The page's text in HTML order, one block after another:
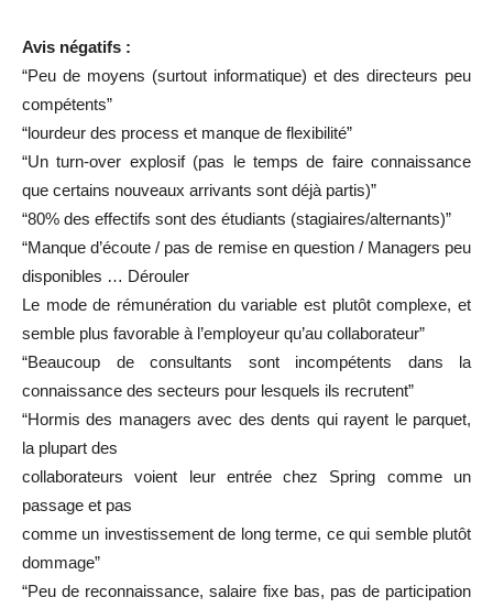
Avis négatifs :
“Peu de moyens (surtout informatique) et des directeurs peu
compétents”
“lourdeur des process et manque de flexibilité”
“Un turn-over explosif (pas le temps de faire connaissance
que certains nouveaux arrivants sont déjà partis)”
“80% des effectifs sont des étudiants (stagiaires/alternants)”
“Manque d’écoute / pas de remise en question / Managers peu
disponibles … Dérouler
Le mode de rémunération du variable est plutôt complexe, et
semble plus favorable à l’employeur qu’au collaborateur”
“Beaucoup de consultants sont incompétents dans la
connaissance des secteurs pour lesquels ils recrutent”
“Hormis des managers avec des dents qui rayent le parquet,
la plupart des
collaborateurs voient leur entrée chez Spring comme un
passage et pas
comme un investissement de long terme, ce qui semble plutôt
dommage”
“Peu de reconnaissance, salaire fixe bas, pas de participation